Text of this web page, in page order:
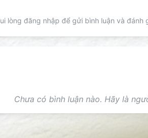
lòng đăng nhập để gửi bình luận và đánh
Chưa có bình luận nào. Hãy là